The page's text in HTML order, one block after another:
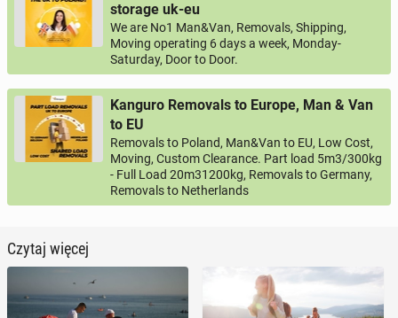
storage uk-eu
We are No1 Man&Van, Removals, Shipping,
Moving operating 6 days a week, Monday-
Saturday, Door to Door.
Kanguro Removals to Europe, Man & Van
to EU
Removals to Poland, Man&Van to EU, Low Cost,
Moving, Custom Clearance. Part load 5m3/300kg
- Full Load 20m31200kg, Removals to Germany,
Removals to Netherlands
Czytaj więcej